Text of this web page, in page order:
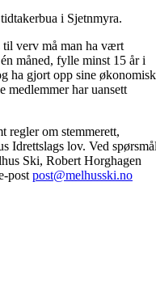
i Sjetnmyra.
til verv må man ha vært
måned, fylle minst 15 år i
ha gjort opp sine
har uansett
regler om stemmerett,
Idrettslags lov. Ved
Ski, Robert Horghagen
post post@melhusski.no